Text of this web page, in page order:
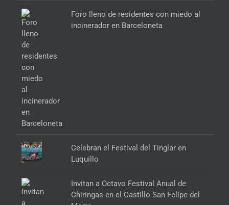
Foro lleno de residentes con miedo al
incinerador en Barceloneta
Celebran el Festival del Tinglar en
Luquillo
Invitan a Octavo Festival Anual de
Chiringas en el Castillo San Felipe del